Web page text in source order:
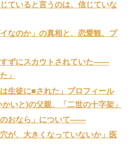
ていると言うのは、信じていな
なのか」の真相と、恋愛観、プ
ずにスカウトされていた——
」
生徒に■された」プロフィール
いと)の父親、「二世の十字架」
のおなら」について——
が、大きくなっていないか」医